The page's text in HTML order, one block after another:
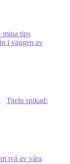
mina tips
i väggen av
Titeln spikad:
två av våra